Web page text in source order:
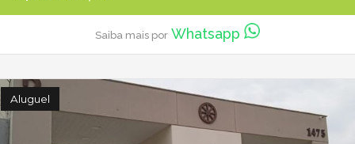
Saiba mais por Whatsapp
Aluguel